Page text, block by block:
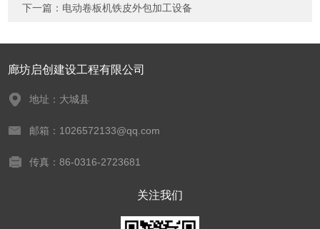
下一篇： 电动卷板机铁皮外包加工设备
廊坊启创建设工程有限公司
地址：大城县
邮箱：1026572133@qq.com
传真：86-0316-2723681
关注我们